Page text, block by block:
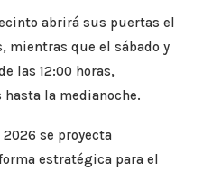
abrirá sus puertas el
mientras que el sábado y
las 12:00 horas,
la medianoche.
2026 se proyecta
estratégica para el